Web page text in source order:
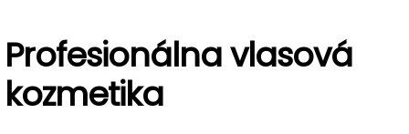
Profesionálna vlasová
kozmetika